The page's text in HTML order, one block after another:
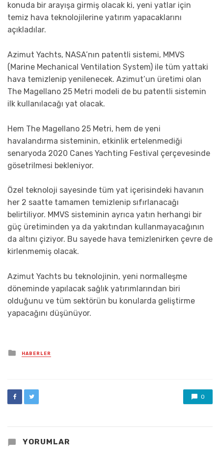
konuda bir arayışa girmiş olacak ki, yeni yatlar için
temiz hava teknolojilerine yatırım yapacaklarını
açıkladılar.
Azimut Yachts, NASA’nın patentli sistemi, MMVS
(Marine Mechanical Ventilation System) ile tüm yattaki
hava temizlenip yenilenecek. Azimut’un üretimi olan
The Magellano 25 Metri modeli de bu patentli sistemin
ilk kullanılacağı yat olacak.
Hem The Magellano 25 Metri, hem de yeni
havalandırma sisteminin, etkinlik ertelenmediği
senaryoda 2020 Canes Yachting Festival çerçevesinde
gösetrilmesi bekleniyor.
Özel teknoloji sayesinde tüm yat içerisindeki havanın
her 2 saatte tamamen temizlenip sıfırlanacağı
belirtiliyor. MMVS sisteminin ayrıca yatın herhangi bir
güç üretiminden ya da yakıtından kullanmayacağının
da altını çiziyor. Bu sayede hava temizlenirken çevre de
kirlenmemiş olacak.
Azimut Yachts bu teknolojinin, yeni normalleşme
döneminde yapılacak sağlık yatırımlarından biri
olduğunu ve tüm sektörün bu konularda geliştirme
yapacağını düşünüyor.
Posted
in
HABERLER
0
YORUMLAR